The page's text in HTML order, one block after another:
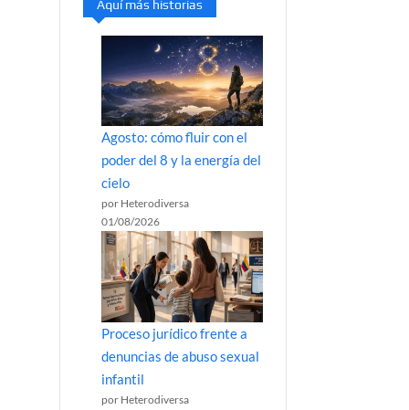
Aquí más historias
Agosto: cómo fluir con el
poder del 8 y la energía del
cielo
por Heterodiversa
01/08/2026
Proceso jurídico frente a
denuncias de abuso sexual
infantil
por Heterodiversa